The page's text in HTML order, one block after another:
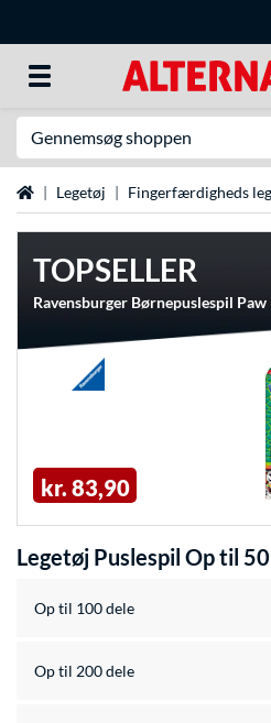
StartsideLegetøj Fingerfærdigheds
TOPSELLER
Ravensburger Børnepuslespil
kr. 83,90
Legetøj Puslespil Op til
Op til 100 dele
Op til 200 dele